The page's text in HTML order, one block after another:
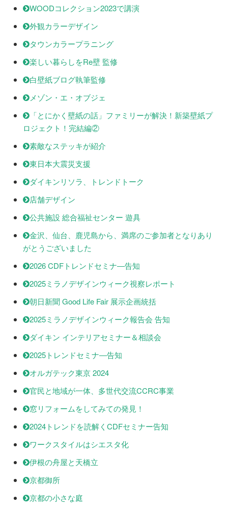
WOODコレクション2023で講演
外観カラーデザイン
タウンカラープラニング
楽しい暮らしをRe壁 監修
白壁紙ブログ執筆監修
メゾン・エ・オブジェ
「とにかく壁紙の話」ファミリーが解決！新築壁紙プ
ロジェクト！完結編②
素敵なステッキが紹介
東日本大震災支援
ダイキンリソラ、トレンドトーク
店舗デザイン
公共施設 総合福祉センター 遊具
金沢、仙台、鹿児島から、満席のご参加者となりあり
がとうございました
2026 CDFトレンドセミナ―告知
2025ミラノデザインウィーク視察レポート
朝日新聞 Good Life Fair 展示企画統括
2025ミラノデザインウィーク報告会 告知
ダイキン インテリアセミナー＆相談会
2025トレンドセミナ―告知
オルガテック東京 2024
官民と地域が一体、多世代交流CCRC事業
窓リフォームをしてみての発見！
2024トレンドを読解くCDFセミナー告知
ワークスタイルはシエスタ化
伊根の舟屋と天橋立
京都御所
京都の小さな庭